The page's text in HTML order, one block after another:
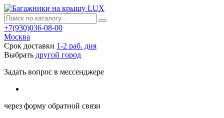
+7(930)036-08-00
Москва
Срок доставки 1-2 раб. дня
Выбрать другой город
Задать вопрос в мессенджере
через форму обратной связи